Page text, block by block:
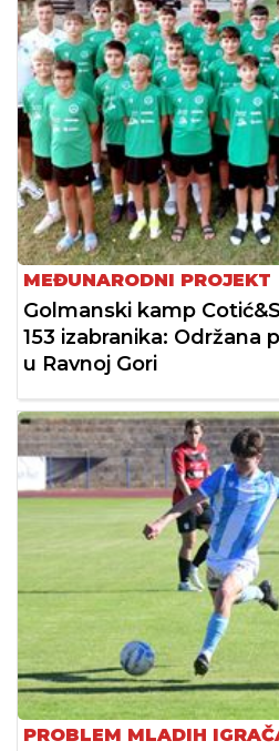
MEĐUNARODNI PROJEKT
Golmanski kamp
153 izabranika:
u Ravnoj Gori
PROBLEM MLADIH